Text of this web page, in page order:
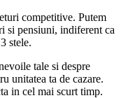
competitive. Putem
si pensiuni, indiferent ca
stele.
tale si despre
unitatea ta de cazare.
in cel mai scurt timp.